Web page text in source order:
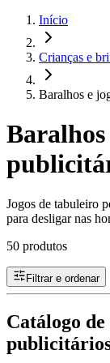
Início
Crianças e
Baralhos e
Baralhos
Jogos de tabuleiro
para desligar nas
50 produtos
Filtrar e ordenar
Catálogo de